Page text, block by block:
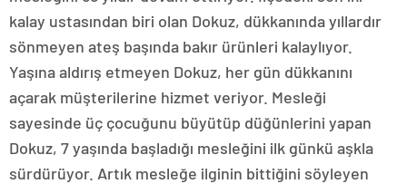
kalay ustasından biri olan Dokuz, dükkanında yıllardır
sönmeyen ateş başında bakır ürünleri kalaylıyor.
Yaşına aldırış etmeyen Dokuz, her gün dükkanını
açarak müşterilerine hizmet veriyor. Mesleği
sayesinde üç çocuğunu büyütüp düğünlerini yapan
Dokuz, 7 yaşında başladığı mesleğini ilk günkü aşkla
sürdürüyor. Artık mesleğe ilginin bittiğini söyleyen